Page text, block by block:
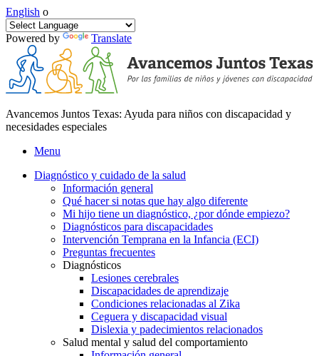
English o
Powered by Translate
Avancemos Juntos Texas: Ayuda para niños con discapacidad y
necesidades especiales
Menu
Diagnóstico y cuidado de la salud
Información general
Qué hacer si notas que hay algo diferente
Mi hijo tiene un diagnóstico, ¿por dónde empiezo?
Diagnósticos para discapacidades
Intervención Temprana en la Infancia (ECI)
Preguntas frecuentes
Diagnósticos
Lesiones cerebrales
Discapacidades de aprendizaje
Condiciones relacionadas al Zika
Ceguera y discapacidad visual
Dislexia y padecimientos relacionados
Salud mental y salud del comportamiento